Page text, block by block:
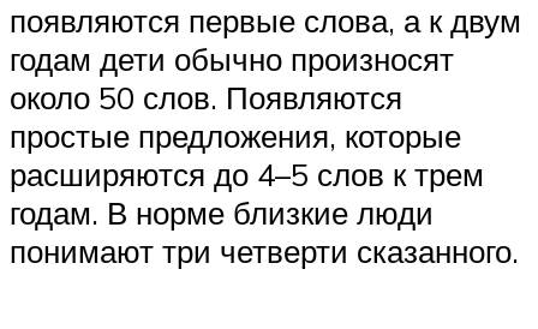
появляются первые слова, а к двум
годам дети обычно произносят
около 50 слов. Появляются
простые предложения, которые
расширяются до 4–5 слов к трем
годам. В норме близкие люди
понимают три четверти сказанного.